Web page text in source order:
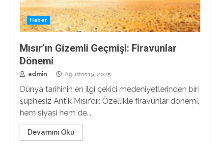
Haber
Mısır’ın Gizemli Geçmişi: Firavunlar
Dönemi
admin Ağustos 19, 2025
Dünya tarihinin en ilgi çekici medeniyetlerinden biri
şüphesiz Antik Mısır’dır. Özellikle firavunlar dönemi,
hem siyasi hem de...
Devamını Oku